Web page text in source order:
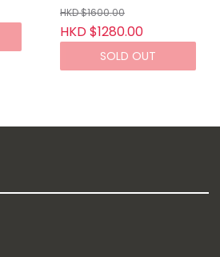
G3 AEG TAN
HKD $1600.00
HKD $1280.00
SOLD OUT